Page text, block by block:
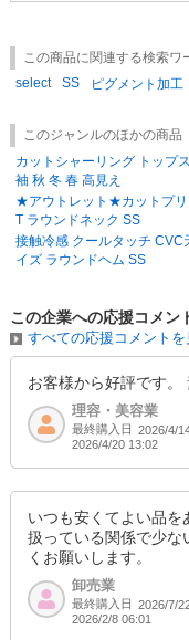
※ご覧になっているモニタ
★新作はコチラ
★SALE/キャンペーン情報
この商品に関連する検索ワ
select
SS ピグメント加工
このジャンルのほかの商品
カットシャーリング トップ
袖 秋 冬 春 高見え
★アウトレット★カットプリ
T ラウンドネック SS
接触冷感 クールタッチ CVC
イズ ラウンドヘム SS
この企業への応援コメン
すべての応援コメントを
お客様から好評です。
理容・美容業
最終購入日 2026/4/
2026/4/20 13:02
いつも安くてよい品を
扱っている関係で少な
くお願いします。
卸売業
最終購入日 2026/7/
2026/2/8 06:01